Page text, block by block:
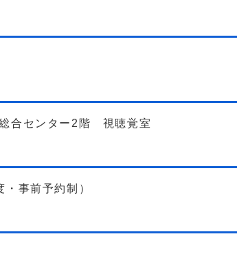
合センター2階 視聴覚室
事前予約制）